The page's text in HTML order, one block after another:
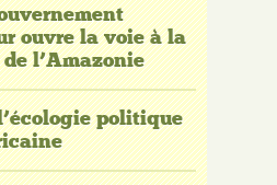
ouvre la voie à la
l’Amazonie
politique